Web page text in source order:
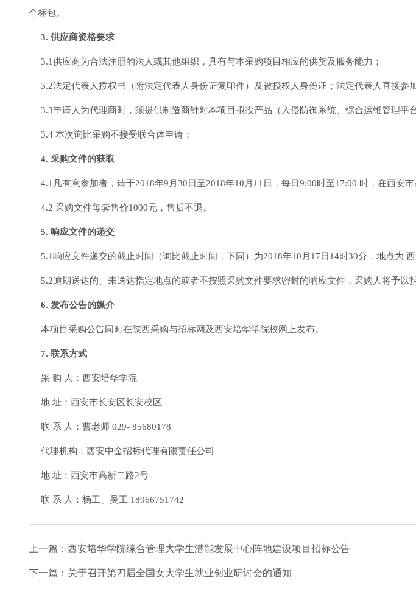
个标包。
3. 供应商资格要求
3.1供应商为合法注册的法人或其他组织，具有与本采购项目相应的供货及服务能力；
3.2法定代表人授权书（附法定代表人身份证复印件）及被授权人身份证；法定代表人直接参
3.3申请人为代理商时，须提供制造商针对本项目拟投产品（入侵防御系统、综合运维管理平
3.4 本次询比采购不接受联合体申请；
4. 采购文件的获取
4.1凡有意参加者，请于2018年9月30日至2018年10月11日，每日9:00时至17:00 时，在西安
4.2 采购文件每套售价1000元，售后不退。
5. 响应文件的递交
5.1响应文件递交的截止时间（询比截止时间，下同）为2018年10月17日14时30分，地点为
5.2逾期送达的、未送达指定地点的或者不按照采购文件要求密封的响应文件，采购人将予以拒
6. 发布公告的媒介
本项目采购公告同时在陕西采购与招标网及西安培华学院校网上发布。
7. 联系方式
采 购 人：西安培华学院
地 址：西安市长安区长安校区
联 系 人：曹老师 029- 85680178
代理机构：西安中金招标代理有限责任公司
地 址：西安市高新二路2号
联 系 人：杨工、吴工 18966751742
上一篇： 西安培华学院综合管理大学生潜能发展中心阵地建设项目招标公告
下一篇： 关于召开第四届全国女大学生就业创业研讨会的通知